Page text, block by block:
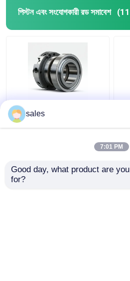
পিস্টন এবং সংযোগকারী রড সমাবেশ
4D29G31-04003
হেলিকপ্টার ফর্কলিফ্টের জন্য
sales
7:01 PM
Good day, what product are
for?